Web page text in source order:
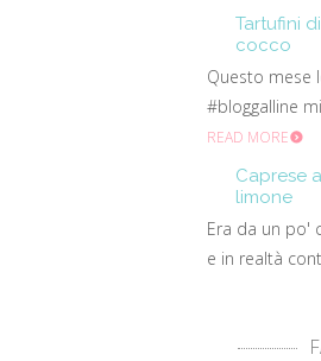
Tartufini
cocco
Questo mese
#bloggalline
READ MORE
Caprese
limone
Era da un po'
e in realtà